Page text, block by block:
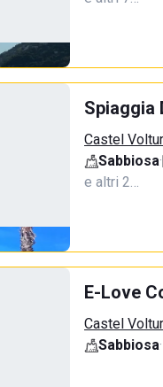
Spiaggia
Castel
Sabbiosa·
e altri 2…
E-Love
Castel
Sabbiosa·